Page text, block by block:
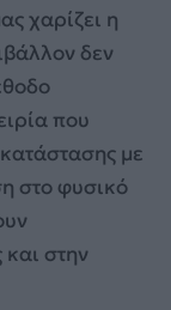
χαρίζει η
δεν
που
με
στο φυσικό
στην